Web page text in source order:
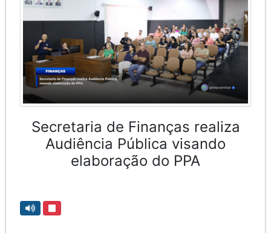
Secretaria de Finanças realiza
Audiência Pública visando
elaboração do PPA